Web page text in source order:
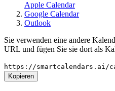
Apple Calendar
Google Calendar
Outlook
Sie verwenden eine andere
URL und fügen Sie sie dort als
https://smartcalendars.ai/cal/
Kopieren